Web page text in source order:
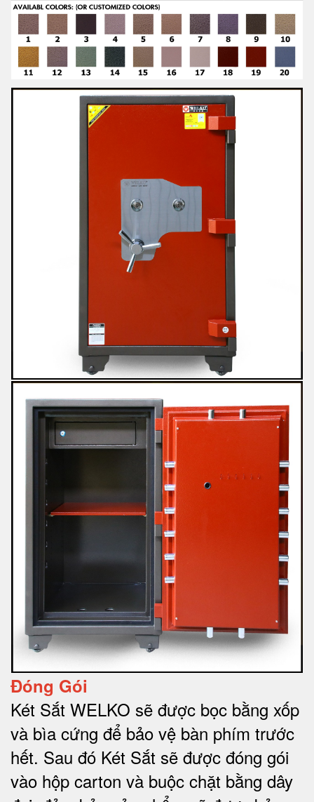
Đóng Gói
Két Sắt WELKO sẽ được bọc bằng xốp
và bìa cứng để bảo vệ bàn phím trước
hết. Sau đó Két Sắt sẽ được đóng gói
vào hộp carton và buộc chặt bằng dây